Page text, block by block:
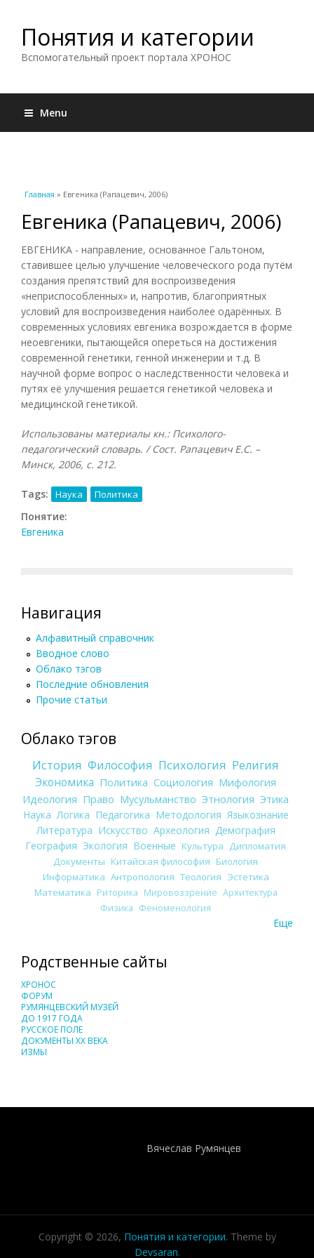
Понятия и категории
Вспомогательный проект портала ХРОНОС
Menu
Вы здесь
Главная » Евгеника (Рапацевич, 2006)
Евгеника (Рапацевич, 2006)
ЕВГЕНИКА - направление, основанное Гальтоном,
ставившее целью улучшение человеческого рода путём
создания препятствий для воспроизведения
«неприспособленных» и, напротив, благоприятных
условий для воспроизведения наиболее одарённых. В
современных условиях евгеника возрождается в форме
неоевгеники, пытающейся опереться на достижения
современной генетики, генной инженерии и т.д. В
научной форме вопрос о наследственности человека и
путях её улучшения решается генетикой человека и
медицинской генетикой.
Использованы материалы кн.: Психолого-
педагогический словарь. / Сост. Рапацевич Е.С. –
Минск, 2006, с. 212.
Tags: Наука Политика
Понятие:
Евгеника
Навигация
Алфавитный справочник
Вводное слово
Облако тэгов
Последние обновления
Прочие статьи
Облако тэгов
История Философия Психология Религия
Экономика Политика Социология Мифология
Идеология Право Мусульманство Этнология Этика
Наука Логика Педагогика Методология Языкознание
Литература Искусство Археология Демография
География Экология Военные Культура
Дипломатия
Документы Китайская философия Биология
Информатика Антропология Теология Эстетика
Математика Риторика Мировоззрение Архитектура
Физика Феноменология
Еще
Родственные сайты
ХРОНОС
ФОРУМ
РУМЯНЦЕВСКИЙ МУЗЕЙ
ДО 1917 ГОДА
РУССКОЕ ПОЛЕ
ДОКУМЕНТЫ XX ВЕКА
ИЗМЫ
Вячеслав Румянцев
Copyright © 2026, Понятия и категории. Theme by
Devsaran.